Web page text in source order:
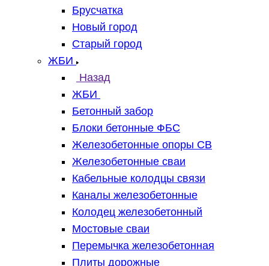
Брусчатка
Новый город
Старый город
ЖБИ
Назад
ЖБИ
Бетонный забор
Блоки бетонные ФБС
Железобетонные опоры СВ
Железобетонные сваи
Кабельные колодцы связи
Каналы железобетонные
Колодец железобетонный
Мостовые сваи
Перемычка железобетонная
Плиты дорожные